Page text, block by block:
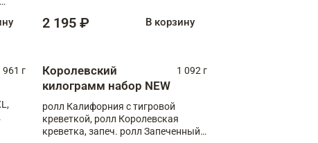
2 195 ₽ В корзину
961 г
Королевский
килограмм набор NEW
1 092 г
ролл Калифорния с тигровой
креветкой, ролл Королевская
креветка, запеч. ролл Запеченный